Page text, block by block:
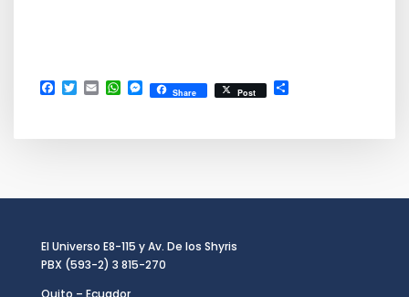
Facebook
TwitterEmailWhatsApp
Messenger
Share Post
El Universo E8-115 y Av. De los Shyris
PBX (593-2) 3 815-270
Quito – Ecuador